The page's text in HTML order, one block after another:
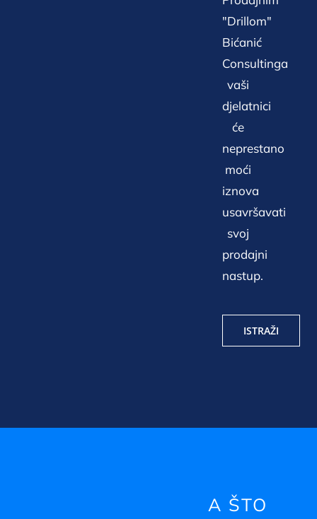
"Drillom"
Bićanić
Consultinga
vaši
djelatnici
će
neprestano
moći
iznova
usavršavati
svoj
prodajni
nastup.
ISTRAŽI
A ŠTO